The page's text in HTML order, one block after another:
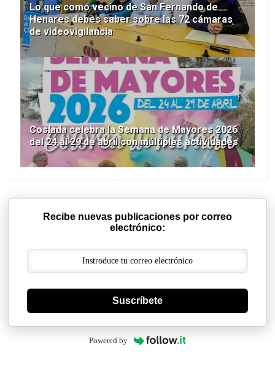
Lo que como vecino de San Fernando de
Henares debes saber sobre las 72 cámaras
de videovigilancia
Coslada celebra la Semana de Mayores 2026
del 24 al 29 de abril con múltiples actividades
Recibe nuevas publicaciones por correo
electrónico:
Suscríbete
Powered by